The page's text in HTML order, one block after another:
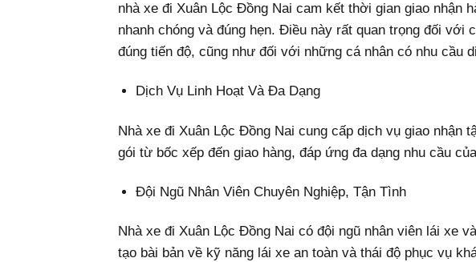
nhà xe đi Xuân Lộc Đồng Nai cam kết thời gian giao nhận
nhanh chóng và đúng hẹn. Điều này rất quan trọng đối với
đúng tiến độ, cũng như đối với những cá nhân có nhu cầu
Dịch Vụ Linh Hoạt Và Đa Dạng
Nhà xe đi Xuân Lộc Đồng Nai cung cấp dịch vụ giao nhận
gói từ bốc xếp đến giao hàng, đáp ứng đa dạng nhu cầu
Đội Ngũ Nhân Viên Chuyên Nghiệp, Tận Tình
Nhà xe đi Xuân Lộc Đồng Nai có đội ngũ nhân viên lái xe
tạo bài bản về kỹ năng lái xe an toàn và thái độ phục vụ